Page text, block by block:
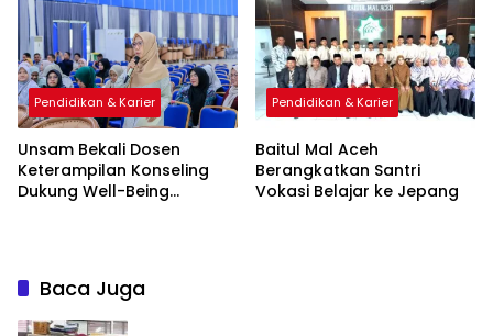
Pendidikan & Karier
Unsam Bekali Dosen
Keterampilan Konseling
Dukung Well-Being
Pendidikan & Karier
Baitul Mal Aceh
Berangkatkan Santri
Vokasi Belajar ke Jepang
Baca Juga